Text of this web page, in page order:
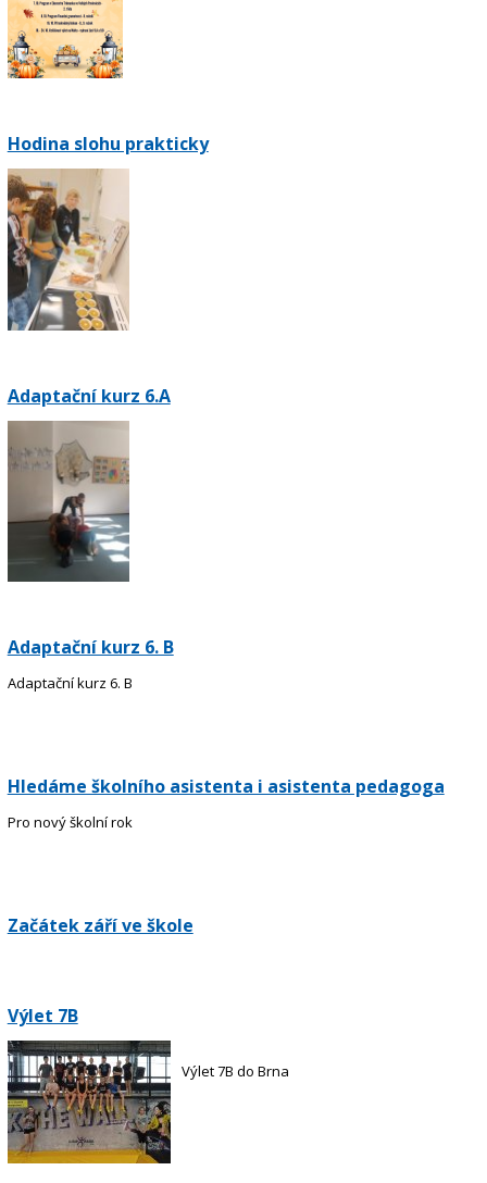
Hodina slohu prakticky
Adaptační kurz 6.A
Adaptační kurz 6. B
Adaptační kurz 6. B
Hledáme školního asistenta i asistenta pedagoga
Pro nový školní rok
Začátek září ve škole
Výlet 7B
Výlet 7B do Brna